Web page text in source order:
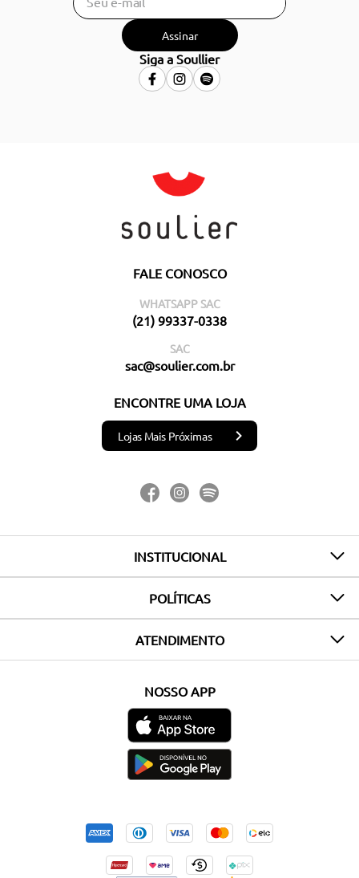
Assinar
Siga a Soullier
FALE CONOSCO
WHATSAPP SAC
(21) 99337-0338
SAC
sac@soulier.com.br
ENCONTRE UMA LOJA
Lojas Mais Próximas
INSTITUCIONAL
POLÍTICAS
ATENDIMENTO
NOSSO APP